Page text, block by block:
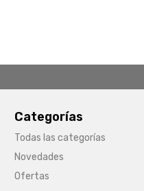
Categorías
Todas las categorías
Novedades
Ofertas